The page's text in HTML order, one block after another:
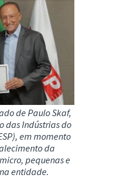
de Paulo Skaf,
das Indústrias do
em momento
da
pequenas e
entidade.